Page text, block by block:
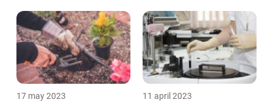
17 may 2023 11 april 2023